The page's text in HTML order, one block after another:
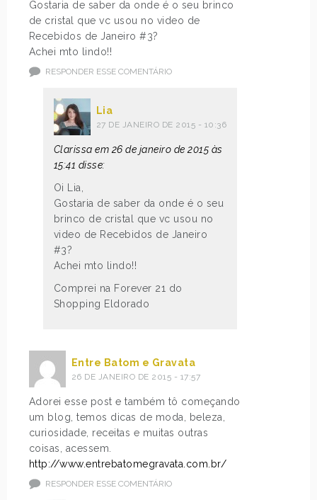
Gostaria de saber da onde é o seu brinco
de cristal que vc usou no video de
Recebidos de Janeiro #3?
Achei mto lindo!!
RESPONDER ESSE COMENTÁRIO
Lia
27 DE JANEIRO DE 2015 - 10:36
Clarissa em 26 de janeiro de 2015 às
15:41 disse:
Oi Lia,
Gostaria de saber da onde é o seu
brinco de cristal que vc usou no
video de Recebidos de Janeiro
#3?
Achei mto lindo!!
Comprei na Forever 21 do
Shopping Eldorado
Entre Batom e Gravata
26 DE JANEIRO DE 2015 - 17:57
Adorei esse post e também tô começando
um blog, temos dicas de moda, beleza,
curiosidade, receitas e muitas outras
coisas, acessem.
http://www.entrebatomegravata.com.br/
RESPONDER ESSE COMENTÁRIO